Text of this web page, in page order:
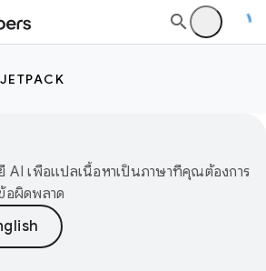
JETPACK
AI เพื่อแปลเนื้อหาเป็นภาษาที่คุณต้องการ
อผิดพลาด